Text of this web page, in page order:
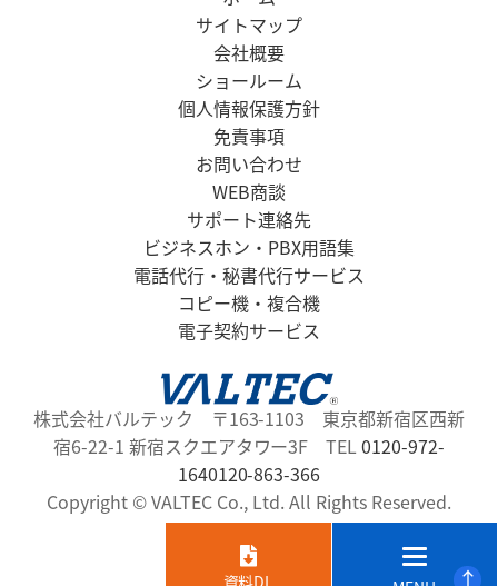
サイトマップ
会社概要
ショールーム
個人情報保護方針
免責事項
お問い合わせ
WEB商談
サポート連絡先
ビジネスホン・PBX用語集
電話代行・秘書代行サービス
コピー機・複合機
電子契約サービス
株式会社バルテック 〒163-1103 東京都新宿区西新
宿6-22-1 新宿スクエアタワー3F TEL0120-972-
1640120-863-366
Copyright ©VALTEC Co., Ltd. All Rights Reserved.
資料DL